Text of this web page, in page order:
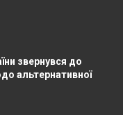
звернувся до
альтернативної